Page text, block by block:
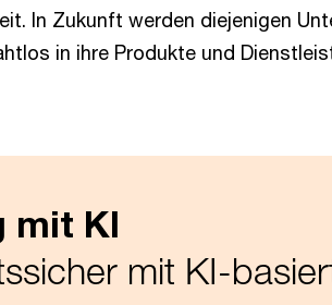
In Zukunft werden diejenigen
in ihre Produkte und
mit KI
mit KI-